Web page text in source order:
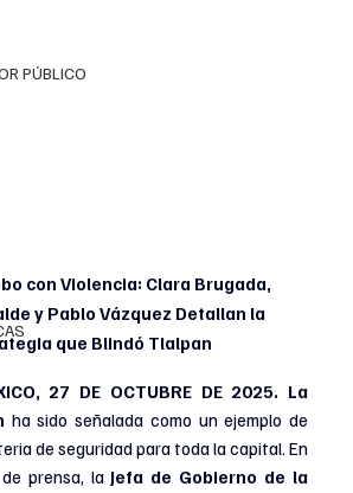
PÚBLICO
con Violencia: Clara Brugada,
y Pablo Vázquez Detallan la
que Blindó Tlalpan
27 DE OCTUBRE DE 2025. La
ha sido señalada como un ejemplo de
de seguridad para toda la capital. En
prensa, la Jefa de Gobierno de la